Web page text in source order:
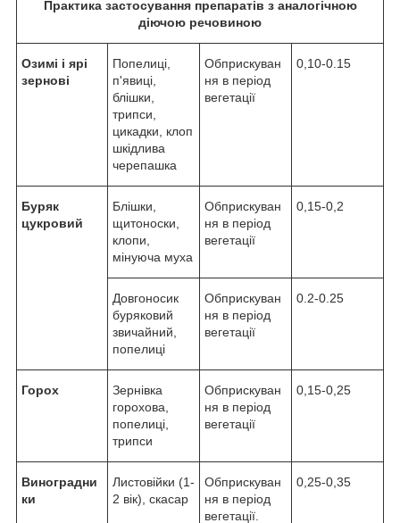
Практика застосування препаратів з аналогічною
діючою речовиною
Озимі і ярі
зернові
Попелиці,
п'явиці,
блішки,
трипси,
цикадки, клоп
шкідлива
черепашка
Обприскуван
ня в період
вегетації
0,10-0.15
Буряк
цукровий
Блішки,
щитоноски,
клопи,
мінуюча муха
Обприскуван
ня в період
вегетації
0,15-0,2
Довгоносик
буряковий
звичайний,
попелиці
Обприскуван
ня в період
вегетації
0.2-0.25
Горох
Зернівка
горохова,
попелиці,
трипси
Обприскуван
ня в період
вегетації
0,15-0,25
Виноградни
ки
Листовійки (1-
2 вік), скасар
Обприскуван
ня в період
вегетації.
0,25-0,35